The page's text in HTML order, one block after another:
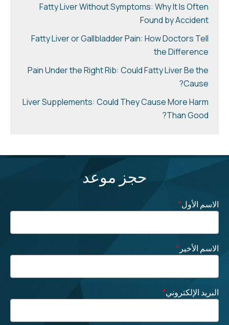
Fatty Liver Without Symptoms: Why It Is Often
Found by Accident
Fatty Liver or Gallbladder Pain: How Doctors Tell
the Difference
Pain Under the Right Rib: Could Fatty Liver Be the
Cause?
Liver Supplements: Could They Cause More Harm
Than Good?
حجز موعد
الاسم الأول*
الاسم الأخير *
البريد الإلكتروني*